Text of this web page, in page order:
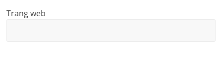
Trang web